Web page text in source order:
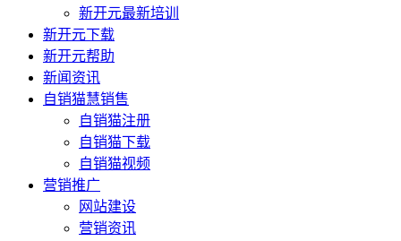
新开元最新培训
新开元下载
新开元帮助
新闻资讯
自销猫慧销售
自销猫注册
自销猫下载
自销猫视频
营销推广
网站建设
营销资讯